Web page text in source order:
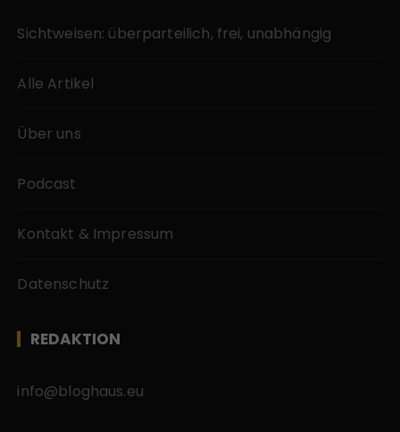
Sichtweisen: überparteilich, frei, unabhängig
Alle Artikel
Über uns
Podcast
Kontakt & Impressum
Datenschutz
REDAKTION
info@bloghaus.eu